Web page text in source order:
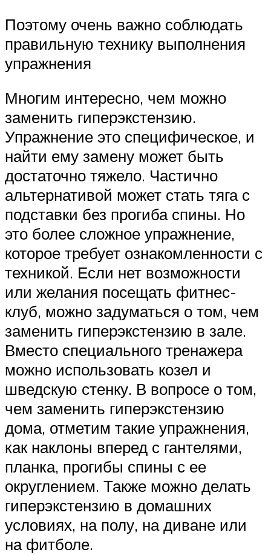
Поэтому очень важно соблюдать
правильную технику выполнения
упражнения
Многим интересно, чем можно
заменить гиперэкстензию.
Упражнение это специфическое, и
найти ему замену может быть
достаточно тяжело. Частично
альтернативой может стать тяга с
подставки без прогиба спины. Но
это более сложное упражнение,
которое требует ознакомленности с
техникой. Если нет возможности
или желания посещать фитнес-
клуб, можно задуматься о том, чем
заменить гиперэкстензию в зале.
Вместо специального тренажера
можно использовать козел и
шведскую стенку. В вопросе о том,
чем заменить гиперэкстензию
дома, отметим такие упражнения,
как наклоны вперед с гантелями,
планка, прогибы спины с ее
округлением. Также можно делать
гиперэкстензию в домашних
условиях, на полу, на диване или
на фитболе.